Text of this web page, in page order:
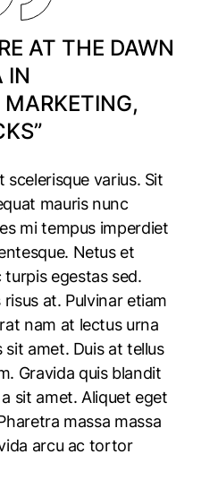
AT THE DAWN
IN
scelerisque varius. Sit
mauris nunc
mi tempus imperdiet
Netus et
turpis egestas sed.
at. Pulvinar etiam
nam at lectus urna
sit amet. Duis at tellus
Gravida quis blandit
sit amet. Aliquet eget
massa massa
arcu ac tortor